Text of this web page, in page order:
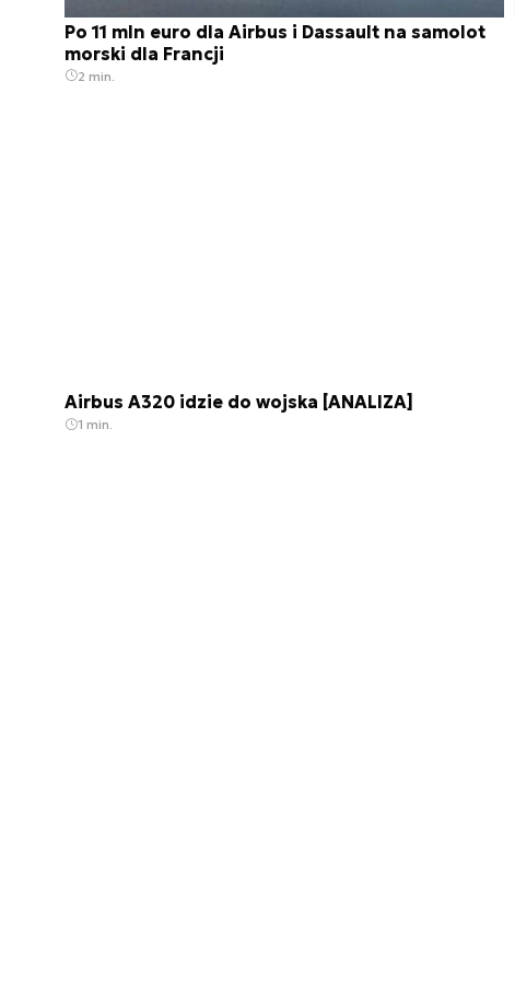
Po 11 mln euro dla Airbus i Dassault na samolot
morski dla Francji
2 min.
Airbus A320 idzie do wojska [ANALIZA]
1 min.